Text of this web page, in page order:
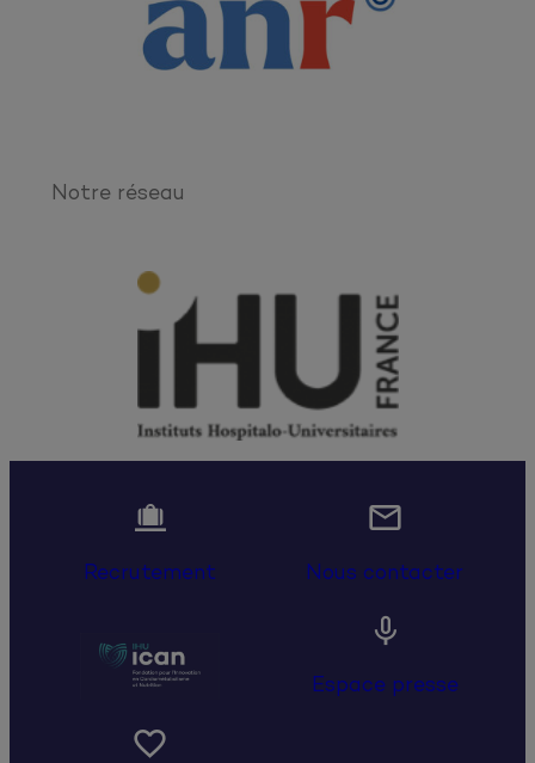
Notre réseau

Recrutement

Nous contacter

Espace presse
